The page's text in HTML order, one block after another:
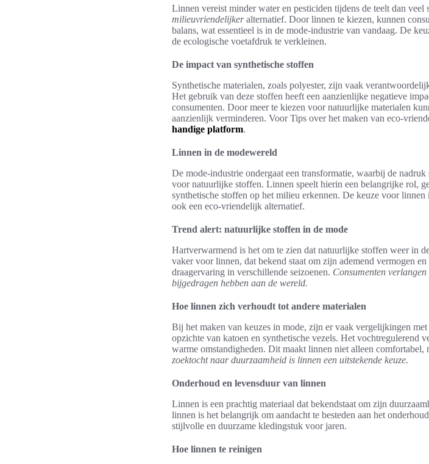
Linnen vereist minder water en pesticiden tijdens de teelt dan
milieuvriendelijkeralternatief. Door linnen te kiezen, kunnen
balans, wat essentieel is in de mode-industrie van vandaag. De
de ecologische voetafdruk te verkleinen.
De impact van synthetische stoffen
Synthetische materialen, zoals polyester, zijn vaak
Het gebruik van deze stoffen heeft een aanzienlijke negatieve
consumenten. Door meer te kiezen voor natuurlijke materialen
aanzienlijk verminderen. Voor Tips over het maken van eco-
handige platform.
Linnen in de modewereld
De mode-industrie ondergaat een transformatie, waarbij de
voor natuurlijke stoffen. Linnen speelt hierin een belangrijke rol,
synthetische stoffen op het milieu erkennen. De keuze voor
ook een eco-vriendelijk alternatief.
Trend alert: natuurlijke stoffen in de mode
Hartverwarmend is het om te zien dat natuurlijke stoffen weer in
vaker voor linnen, dat bekend staat om zijn ademend vermogen
draagervaring in verschillende seizoenen. Consumenten
bijgedragen hebben aan de wereld.
Hoe linnen zich verhoudt tot andere materialen
Bij het maken van keuzes in mode, zijn er vaak vergelijkingen
opzichte van katoen en synthetische vezels. Het vochtregulerend
warme omstandigheden. Dit maakt linnen niet alleen
zoektocht naar duurzaamheid is linnen een uitstekende keuze.
Onderhoud en levensduur van linnen
Linnen is een prachtig materiaal dat bekendstaat om zijn
linnen is het belangrijk om aandacht te besteden aan het
stijlvolle en duurzame kledingstuk voor jaren.
Hoe linnen te reinigen